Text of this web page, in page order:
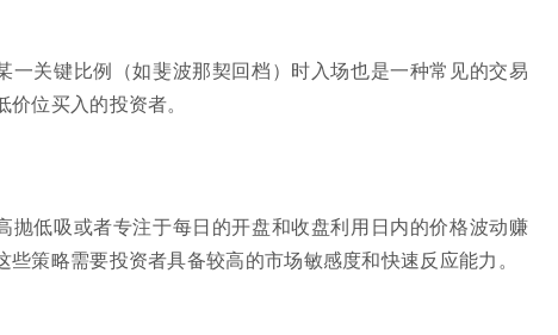
一关键比例（如斐波那契回档）时入场也是一种常见的交易
位买入的投资者。
抛低吸或者专注于每日的开盘和收盘利用日内的价格波动赚
策略需要投资者具备较高的市场敏感度和快速反应能力。